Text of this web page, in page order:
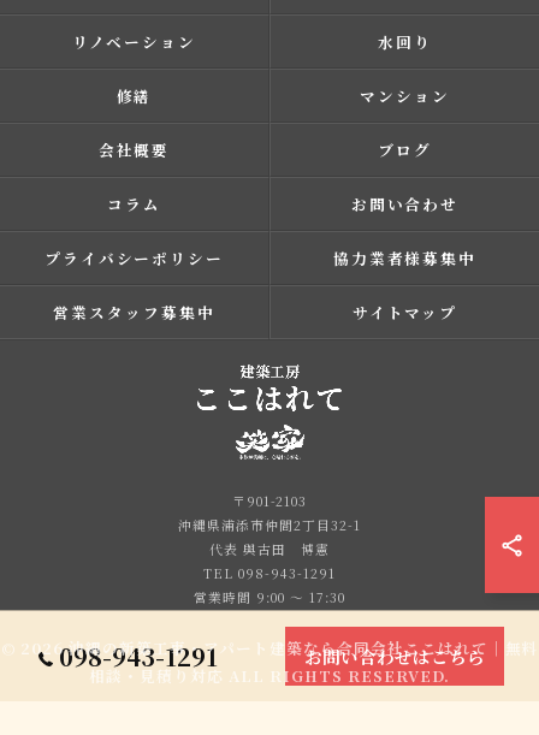
098-943-1291 お問い合わせはこちら
リノベーション 水回り
修繕 マンション
会社概要 ブログ
コラム お問い合わせ
プライバシーポリシー 協力業者様募集中
営業スタッフ募集中 サイトマップ
〒901-2103
沖縄県浦添市仲間2丁目32-1
代表 與古田 博憲
TEL 098-943-1291
営業時間 9:00 ～ 17:30
© 2026 沖縄の新築工事・アパート建築なら合同会社ここはれて｜無料
相談・見積り対応 ALL RIGHTS RESERVED.